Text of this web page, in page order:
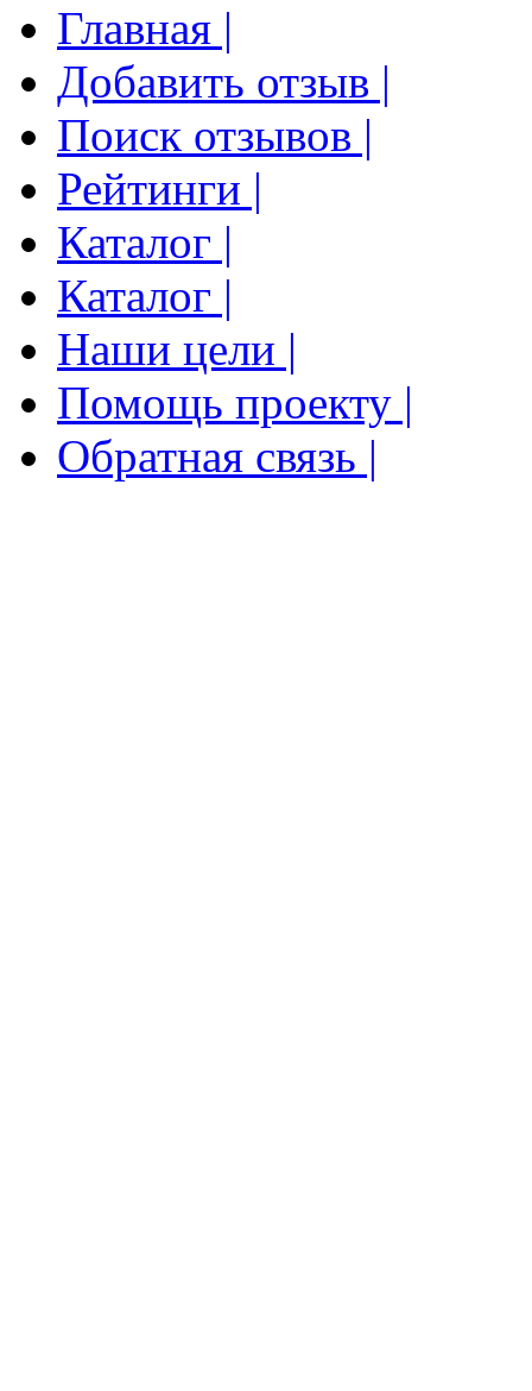
Главная |
Добавить отзыв |
Поиск отзывов |
Рейтинги |
Каталог |
Каталог |
Наши цели |
Помощь проекту |
Обратная связь |